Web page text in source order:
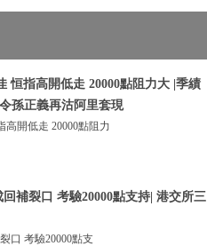
恒指高開低走 20000點阻力大 |季績
孫正義再沽阿里套現
高開低走 20000點阻力
回補裂口 考驗20000點支持| 港交所三
口 考驗20000點支